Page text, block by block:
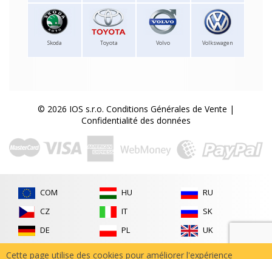
Skoda Toyota Volvo Volkswagen
© 2026 IOS s.r.o. Conditions Générales de Vente |
Confidentialité des données
COM
CZ
DE
HU
IT
PL
RU
SK
UK
Cette page utilise des cookies pour améliorer l'expérience